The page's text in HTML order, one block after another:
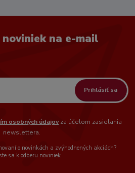
na e-mail
Prihlásiť sa
osobných údajovza účelom zasielania
newslettera.
o novinkách a zvýhodnených akciách?
sa k odberu noviniek